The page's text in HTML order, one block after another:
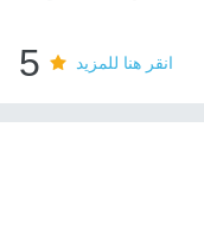
5 انقر هنا للمزيد